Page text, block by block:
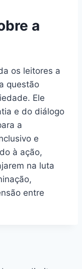
a
os leitores a
questão
Ele
e do diálogo
a
e
à ação,
na luta
entre